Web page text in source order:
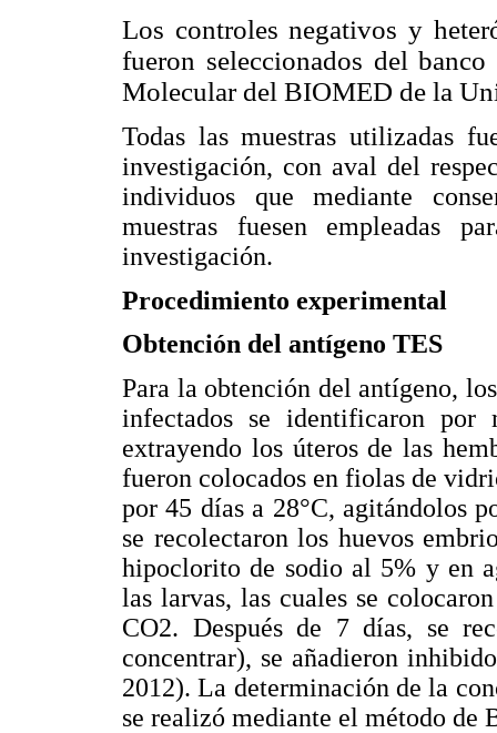
Los controles negativos y
fueron seleccionados del
Molecular del BIOMED de la
Todas las muestras utilizadas
investigación, con aval del
individuos que mediante
muestras fuesen empleadas
investigación.
Procedimiento experimental
Obtención del antígeno TES
Para la obtención del antígeno,
infectados se identificaron por
extrayendo los úteros de las
fueron colocados en fiolas de
por 45 días a 28°C, agitándolos
se recolectaron los huevos
hipoclorito de sodio al 5% y en
las larvas, las cuales se
CO2. Después de 7 días, se
concentrar), se añadieron
2012). La determinación de la
se realizó mediante el método de